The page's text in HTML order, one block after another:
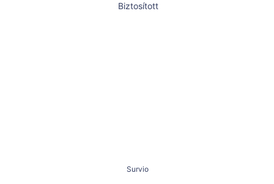
Biztosított
Survio